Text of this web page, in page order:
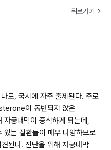
뒤로가기
로, 국시에 자주 출제된다. 주로
이 동반되지 않은
궁내막이 증식하게 되는데,
는 질환들이 매우 다양하므로
된다. 진단을 위해 자궁내막